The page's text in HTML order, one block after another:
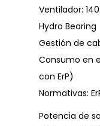
Ventilador:
Hydro Bearing
Gestión de
Consumo en
con ErP)
Normativas:
Potencia de